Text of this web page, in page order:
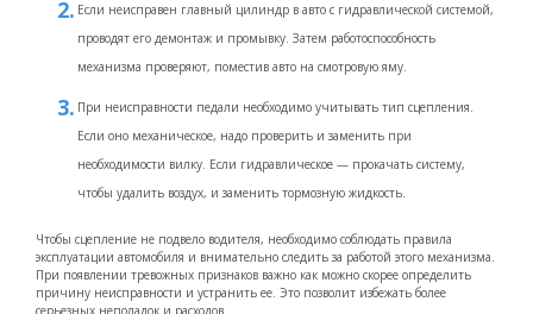
Если неисправен главный цилиндр в авто с гидравлической системой,
проводят его демонтаж и промывку. Затем работоспособность
механизма проверяют, поместив авто на смотровую яму.
При неисправности педали необходимо учитывать тип сцепления.
Если оно механическое, надо проверить и заменить при
необходимости вилку. Если гидравлическое — прокачать систему,
чтобы удалить воздух, и заменить тормозную жидкость.
Чтобы сцепление не подвело водителя, необходимо соблюдать правила
эксплуатации автомобиля и внимательно следить за работой этого механизма.
При появлении тревожных признаков важно как можно скорее определить
причину неисправности и устранить ее. Это позволит избежать более